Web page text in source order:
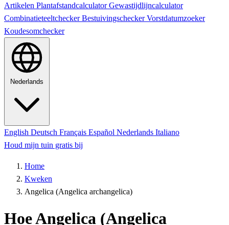
Artikelen PlantafstandcalculatorGewastijdlijncalculator
CombinatieteeltcheckerBestuivingscheckerVorstdatumzoeker
Koudesomchecker
Nederlands
English Deutsch Français Español Nederlands Italiano
Houd mijn tuin gratis bij
Home
Kweken
Angelica (Angelica archangelica)
Hoe Angelica (Angelica